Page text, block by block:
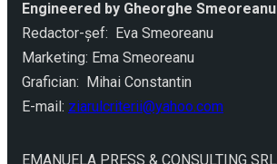
Engineered by Gheorghe Smeoreanu
Redactor-şef: Eva Smeoreanu
Marketing: Ema Smeoreanu
Grafician: Mihai Constantin
E-mail: ziarulcriterii@yahoo.com
EMANUELA PRESS & CONSULTING SRL